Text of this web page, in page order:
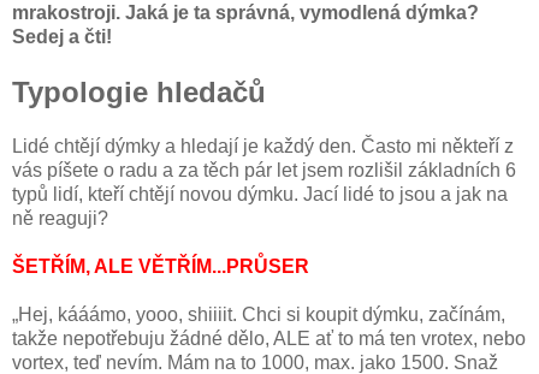
mrakostroji. Jaká je ta správná, vymodlená dýmka?
Sedej a čti!
Typologie hledačů
Lidé chtějí dýmky a hledají je každý den. Často mi někteří z
vás píšete o radu a za těch pár let jsem rozlišil základních 6
typů lidí, kteří chtějí novou dýmku. Jací lidé to jsou a jak na
ně reaguji?
ŠETŘÍM, ALE VĚTŘÍM...PRŮSER
„Hej, kááámo, yooo, shiiiit. Chci si koupit dýmku, začínám,
takže nepotřebuju žádné dělo, ALE ať to má ten vrotex, nebo
vortex, teď nevím. Mám na to 1000, max. jako 1500. Snaž